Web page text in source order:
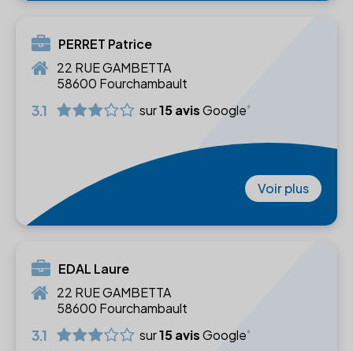
PERRET Patrice
22 RUE GAMBETTA
58600 Fourchambault
3.1 sur15 avisGoogle
Voir plus
EDAL Laure
22 RUE GAMBETTA
58600 Fourchambault
3.1 sur15 avisGoogle